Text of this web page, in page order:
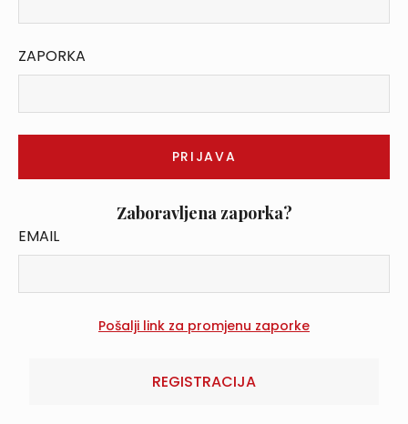
ZAPORKA
Zaboravljena zaporka?
EMAIL
REGISTRACIJA